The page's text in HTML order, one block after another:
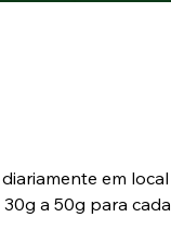
em local
a 50g para cada